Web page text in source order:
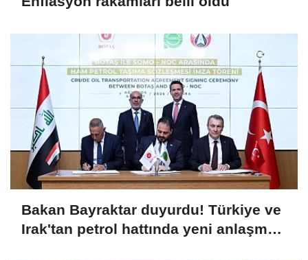
Bakan Bayraktar duyurdu! Türkiye ve
Irak'tan petrol hattında yeni anlaşma